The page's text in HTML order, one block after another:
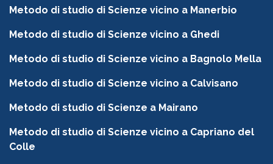
Metodo di studio di Scienze vicino a Manerbio
Metodo di studio di Scienze vicino a Ghedi
Metodo di studio di Scienze vicino a Bagnolo Mella
Metodo di studio di Scienze vicino a Calvisano
Metodo di studio di Scienze a Mairano
Metodo di studio di Scienze vicino a Capriano del
Colle